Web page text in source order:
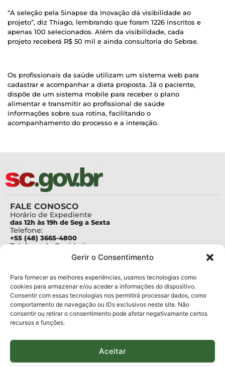
Gerir o Consentimento
Para fornecer as melhores experiências, usamos tecnologias como
cookies para armazenar e/ou aceder a informações do dispositivo.
Consentir com essas tecnologias nos permitirá processar dados, como
comportamento de navegação ou IDs exclusivos neste site. Não
consentir ou retirar o consentimento pode afetar negativamante certos
recursos e funções.
Aceitar
“A seleção pela Sinapse da Inovação dá visibilidade ao
projeto”, diz Thiago, lembrando que foram 1226 inscritos e
apenas 100 selecionados. Além da visibilidade, cada
projeto receberá R$ 50 mil e ainda consultoria do Sebrae.
Os profissionais da saúde utilizam um sistema web para
cadastrar e acompanhar a dieta proposta. Já o paciente,
dispõe de um sistema mobile para receber o plano
alimentar e transmitir ao profissional de saúde
informações sobre sua rotina, facilitando o
acompanhamento do processo e a interação.
FALE CONOSCO
Horário de Expediente
das 12h às 19h de Seg a Sexta
Telefone:
+55 (48) 3665-4800
Telefone da Ouvidoria
Para assuntos relacionados à Pesquisa
pesquisa@fapesc.sc.gov.br
Para assuntos relacionados à Inovação
inovacao@fapesc.sc.gov.br
Para assuntos relacionados à Bolsas
bolsas@fapesc.sc.gov.br
Para assuntos relacionados à Prestação de Contas
Para assuntos relacionados à Plataforma
plataforma@fapesc.sc.gov.br
Jair Artur da Silva dpo@fapesc.sc.gov.br 3665-4831